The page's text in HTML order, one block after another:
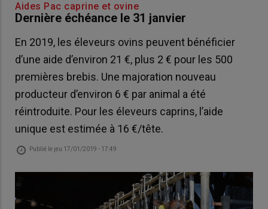
Aides Pac caprine et ovine
Dernière échéance le 31 janvier
En 2019, les éleveurs ovins peuvent bénéficier
d’une aide d’environ 21 €, plus 2 € pour les 500
premières brebis. Une majoration nouveau
producteur d’environ 6 € par animal a été
réintroduite. Pour les éleveurs caprins, l’aide
unique est estimée à 16 €/tête.
Publié le jeu 17/01/2019 - 17:49